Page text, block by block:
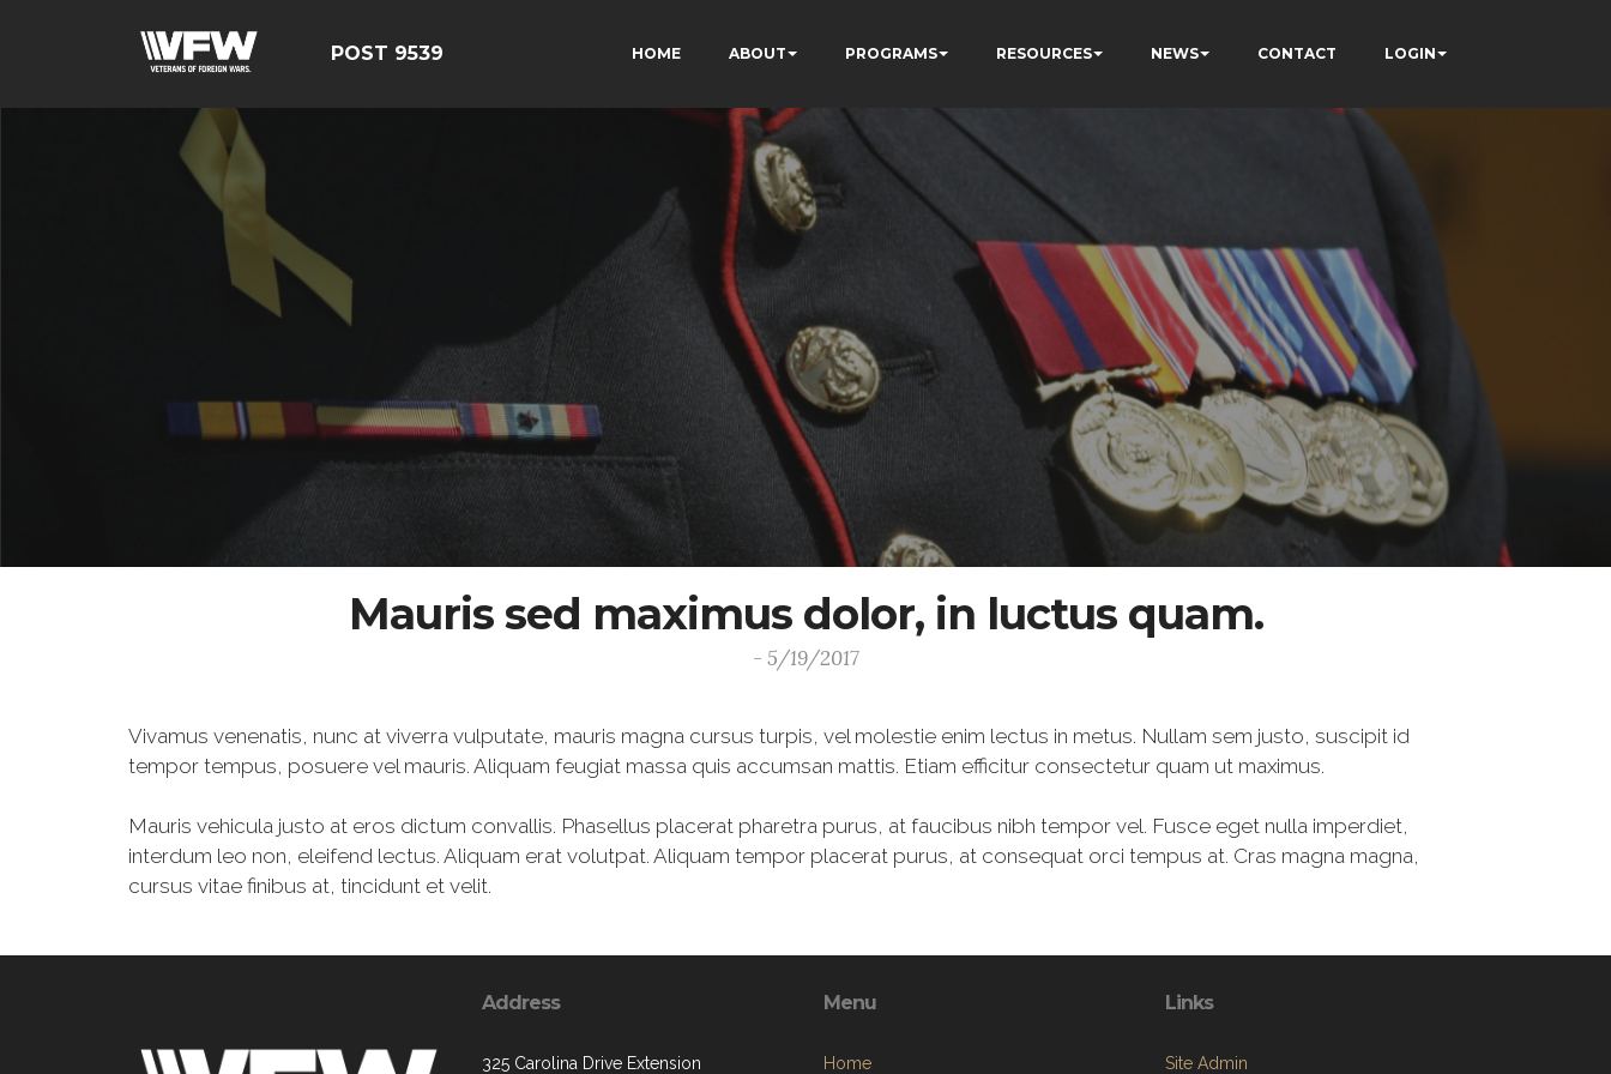
POST 9539 HOME ABOUT PROGRAMS RESOURCES NEWS CONTACT LOGIN
Mauris sed maximus dolor, in luctus quam.
- 5/19/2017
Vivamus venenatis, nunc at viverra vulputate, mauris magna cursus turpis, vel molestie enim lectus in metus. Nullam sem justo, suscipit id
tempor tempus, posuere vel mauris. Aliquam feugiat massa quis accumsan mattis. Etiam efficitur consectetur quam ut maximus.
Mauris vehicula justo at eros dictum convallis. Phasellus placerat pharetra purus, at faucibus nibh tempor vel. Fusce eget nulla imperdiet,
interdum leo non, eleifend lectus. Aliquam erat volutpat. Aliquam tempor placerat purus, at consequat orci tempus at. Cras magna magna,
cursus vitae finibus at, tincidunt et velit.
Address
325 Carolina Drive Extension
Menu
Home
Links
Site Admin